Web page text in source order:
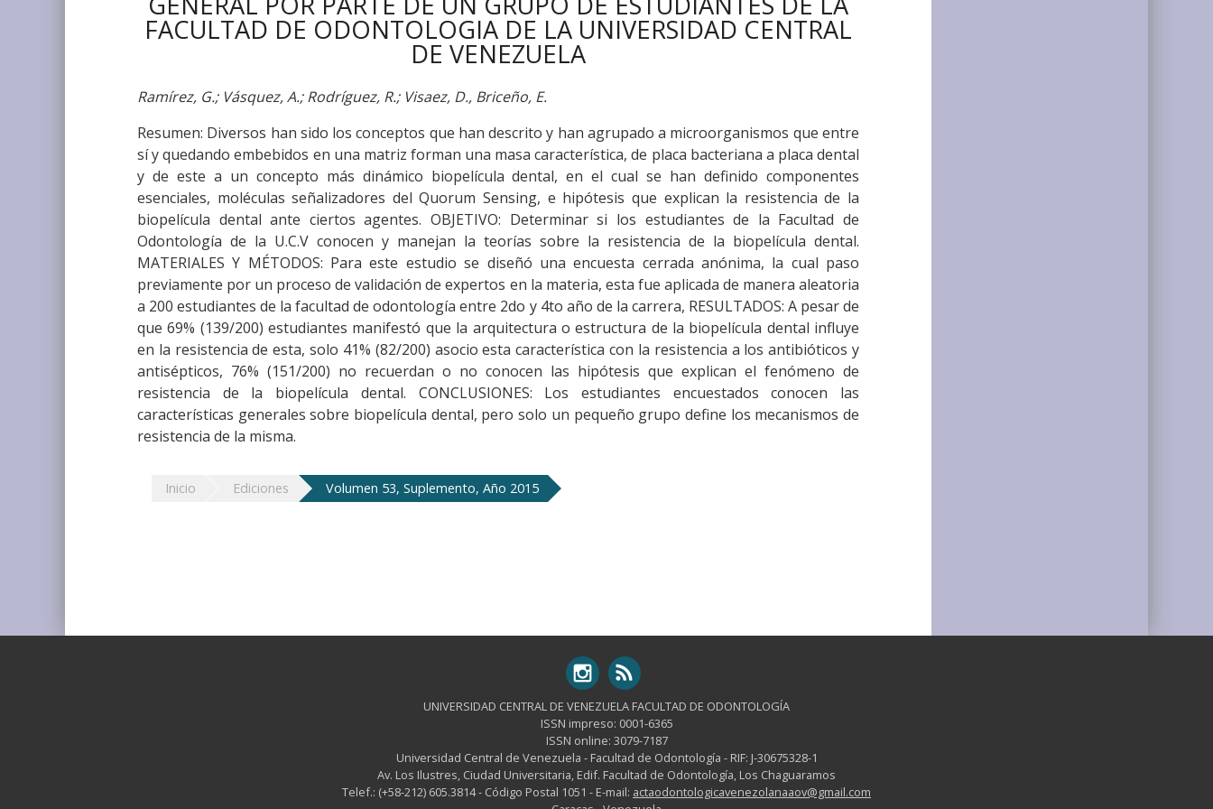
FACULTAD DE ODONTOLOGIA DE LA UNIVERSIDAD CENTRAL
DE VENEZUELA
Ramírez, G.; Vásquez, A.; Rodríguez, R.; Visaez, D., Briceño, E.
Resumen: Diversos han sido los conceptos que han descrito y han agrupado a microorganismos que entre
sí y quedando embebidos en una matriz forman una masa característica, de placa bacteriana a placa dental
y de este a un concepto más dinámico biopelícula dental, en el cual se han definido componentes
esenciales, moléculas señalizadores del Quorum Sensing, e hipótesis que explican la resistencia de la
biopelícula dental ante ciertos agentes. OBJETIVO: Determinar si los estudiantes de la Facultad de
Odontología de la U.C.V conocen y manejan la teorías sobre la resistencia de la biopelícula dental.
MATERIALES Y MÉTODOS: Para este estudio se diseñó una encuesta cerrada anónima, la cual paso
previamente por un proceso de validación de expertos en la materia, esta fue aplicada de manera aleatoria
a 200 estudiantes de la facultad de odontología entre 2do y 4to año de la carrera, RESULTADOS: A pesar de
que 69% (139/200) estudiantes manifestó que la arquitectura o estructura de la biopelícula dental influye
en la resistencia de esta, solo 41% (82/200) asocio esta característica con la resistencia a los antibióticos y
antisépticos, 76% (151/200) no recuerdan o no conocen las hipótesis que explican el fenómeno de
resistencia de la biopelícula dental. CONCLUSIONES: Los estudiantes encuestados conocen las
características generales sobre biopelícula dental, pero solo un pequeño grupo define los mecanismos de
resistencia de la misma.
Inicio Ediciones Volumen 53, Suplemento, Año 2015
UNIVERSIDAD CENTRAL DE VENEZUELA FACULTAD DE ODONTOLOGÍA
ISSN impreso: 0001-6365
ISSN online: 3079-7187
Universidad Central de Venezuela - Facultad de Odontología - RIF: J-30675328-1
Av. Los Ilustres, Ciudad Universitaria, Edif. Facultad de Odontología, Los Chaguaramos
Telef.: (+58-212) 605.3814 - Código Postal 1051 - E-mail: actaodontologicavenezolanaaov@gmail.com